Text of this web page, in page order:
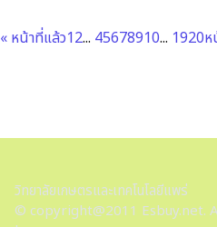
« หน้าที่แล้ว12... 45678910... 1920ห
วิทยาลัยเกษตรและเทคโนโลยีแพร่
© copyright@2011 Esbuy.net.